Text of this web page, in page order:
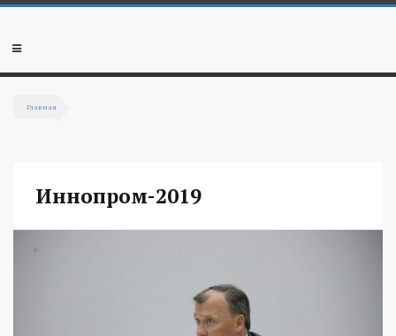
Перейти к основному содержанию
Мобильное
Главная
Иннопром-2019